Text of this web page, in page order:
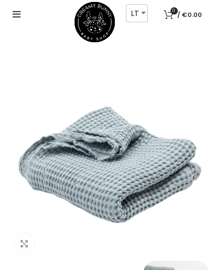
LT 0 / €0.00